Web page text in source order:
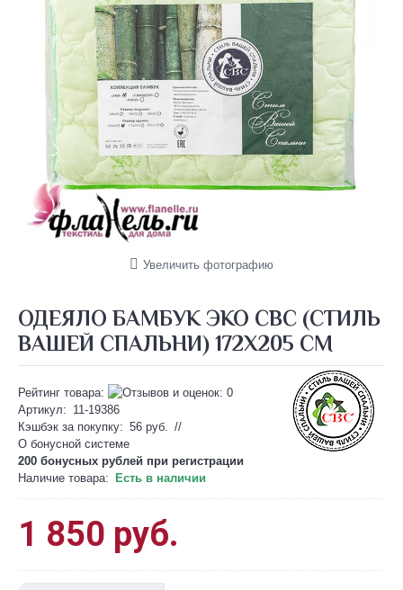
Увеличить фотографию
ОДЕЯЛО БАМБУК ЭКО СВС (СТИЛЬ
ВАШЕЙ СПАЛЬНИ) 172Х205 СМ
Рейтинг товара:
Артикул: 11-19386
Кэшбэк за покупку: 56 руб. //
О бонусной системе
200 бонусных рублей при регистрации
Наличие товара:
Есть в наличии
1 850 руб.